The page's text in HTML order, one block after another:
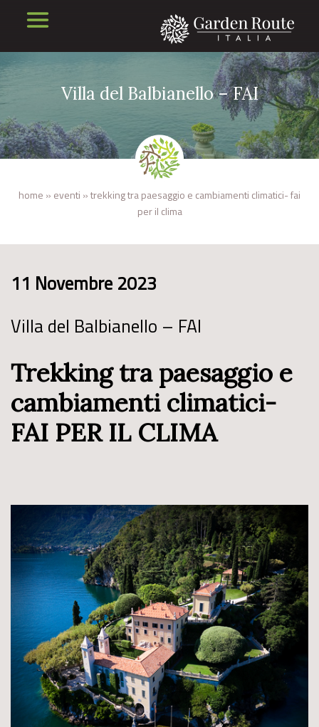
Villa del Balbianello – FAI
home » eventi »trekking tra paesaggio e cambiamenti climatici- fai
per il clima
11 Novembre 2023
Villa del Balbianello – FAI
Trekking tra paesaggio e
cambiamenti climatici-
FAI PER IL CLIMA